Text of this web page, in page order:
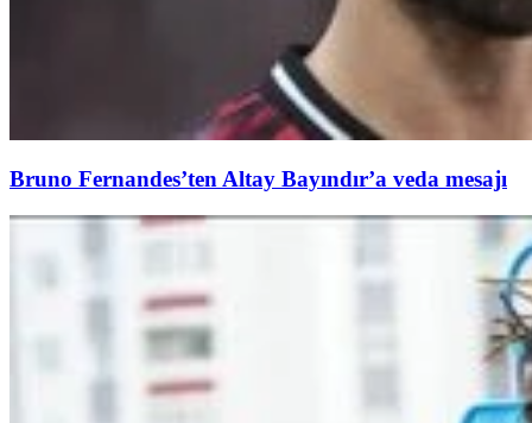
Bruno Fernandes’ten Altay Bayındır’a veda mesajı